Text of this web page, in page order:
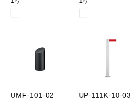
UMF-101-02
UP-111K-10-03